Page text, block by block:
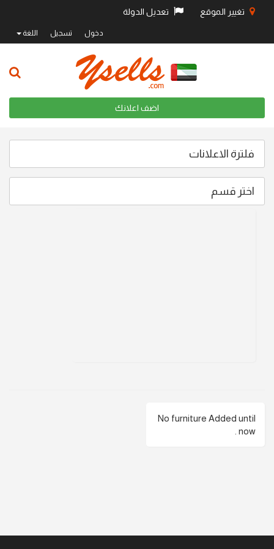
تغيير الموقع تعديل الدولة
دخول تسجيل اللغة
اضف اعلانك
فلترة الاعلانات
اختر قسم
No furniture Added until
now .